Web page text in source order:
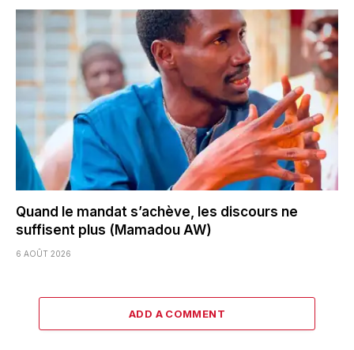
Quand le mandat s’achève, les discours ne
suffisent plus (Mamadou AW)
6 AOÛT 2026
ADD A COMMENT